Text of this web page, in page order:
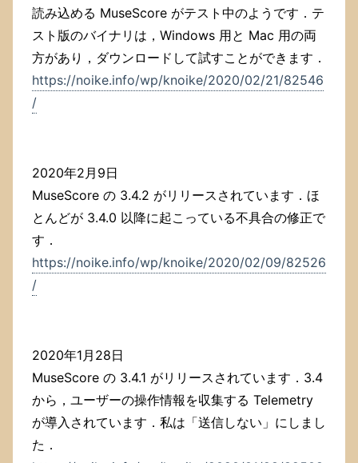
読み込める MuseScore がテスト中のようです．テ
スト版のバイナリは，Windows 用と Mac 用の両
方があり，ダウンロードして試すことができます．
https://noike.info/wp/knoike/2020/02/21/82546
/
2020年2月9日
MuseScore の 3.4.2 がリリースされています．ほ
とんどが 3.4.0 以降に起こっている不具合の修正で
す．
https://noike.info/wp/knoike/2020/02/09/82526
/
2020年1月28日
MuseScore の 3.4.1 がリリースされています．3.4
から，ユーザーの操作情報を収集する Telemetry
が導入されています．私は「送信しない」にしまし
た．